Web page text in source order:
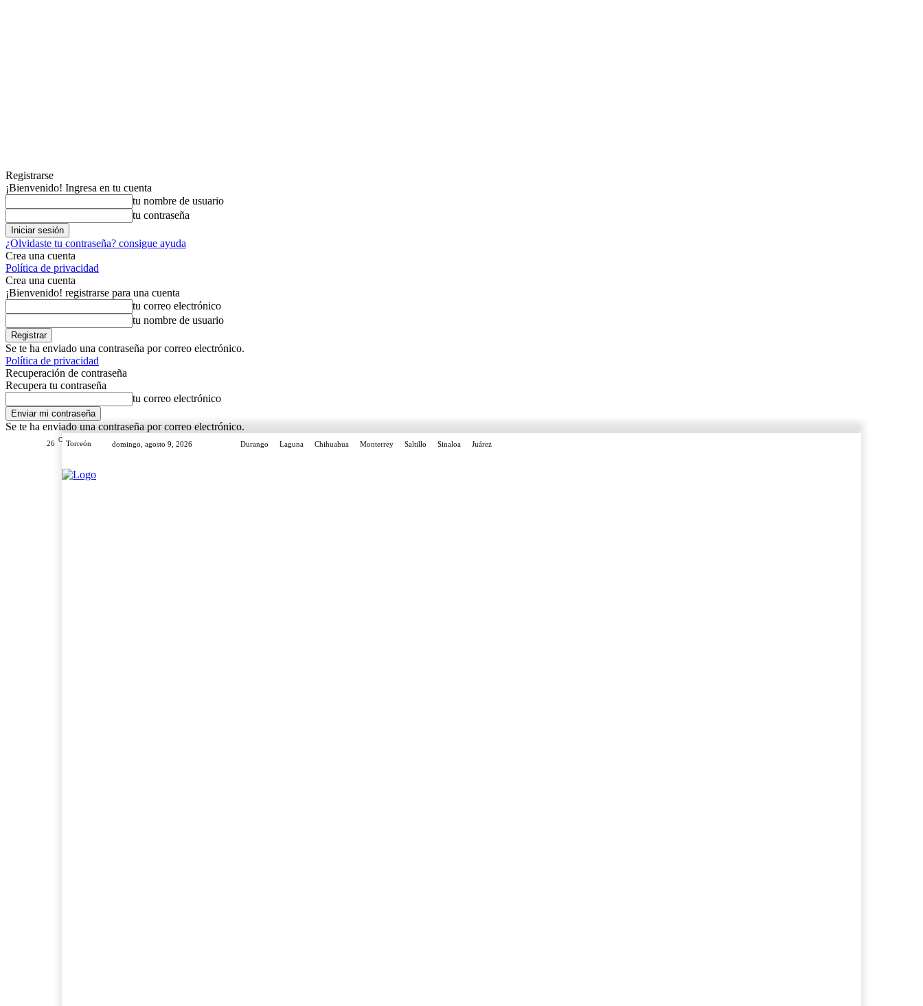
Registrarse
¡Bienvenido! Ingresa en tu cuenta
tu nombre de usuario
tu contraseña
¿Olvidaste tu contraseña? consigue ayuda
Crea una cuenta
Política de privacidad
Crea una cuenta
¡Bienvenido! registrarse para una cuenta
tu correo electrónico
tu nombre de usuario
Se te ha enviado una contraseña por correo electrónico.
Política de privacidad
Recuperación de contraseña
Recupera tu contraseña
tu correo electrónico
Se te ha enviado una contraseña por correo electrónico.
26 C Torreón domingo, agosto 9, 2026 Durango Laguna Chihuahua Monterrey Saltillo Sinaloa Juárez